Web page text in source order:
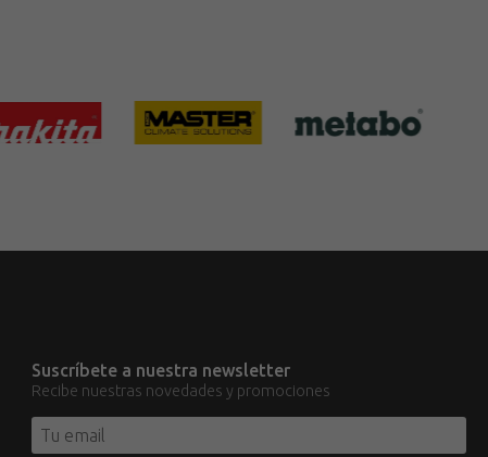
Suscríbete a nuestra newsletter
Recibe nuestras novedades y promociones